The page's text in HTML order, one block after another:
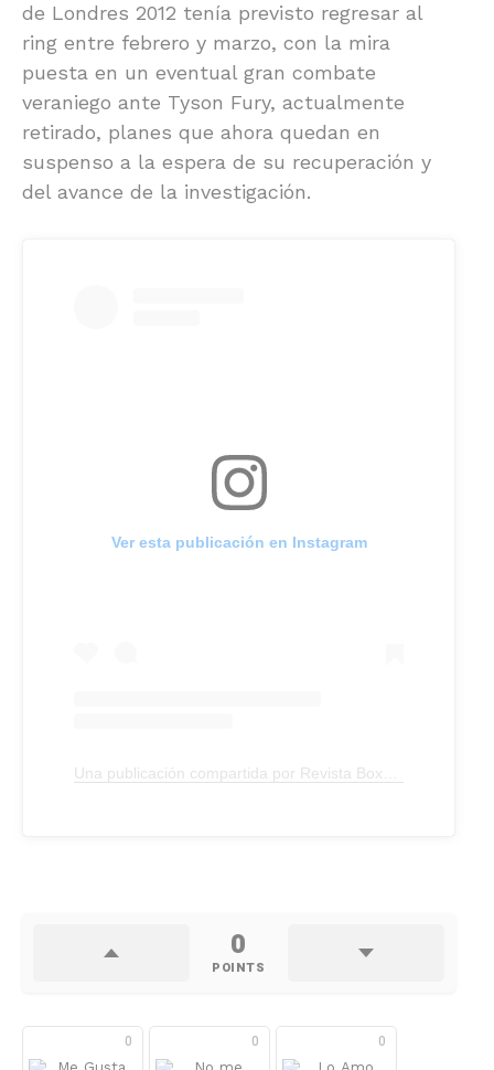
de Londres 2012 tenía previsto regresar al
ring entre febrero y marzo, con la mira
puesta en un eventual gran combate
veraniego ante Tyson Fury, actualmente
retirado, planes que ahora quedan en
suspenso a la espera de su recuperación y
del avance de la investigación.
Ver esta publicación en Instagram
0
POINTS
0 0 0